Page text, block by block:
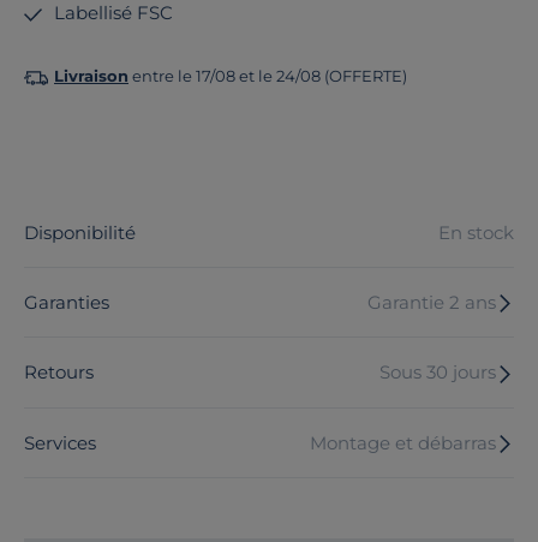
Labellisé FSC
Livraison entre le 17/08 et le 24/08 (OFFERTE)
Disponibilité En stock
Garanties Garantie 2 ans
Retours Sous 30 jours
Services Montage et débarras